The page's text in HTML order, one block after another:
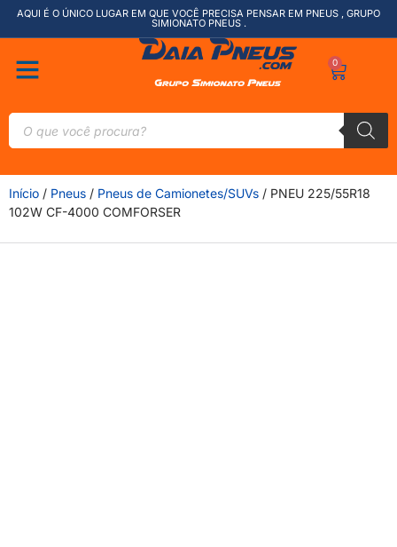
AQUI É O ÚNICO LUGAR EM QUE VOCÊ PRECISA PENSAR EM PNEUS , GRUPO
SIMIONATO PNEUS .
0
Início / Pneus / Pneus de Camionetes/SUVs / PNEU 225/55R18
102W CF-4000 COMFORSER